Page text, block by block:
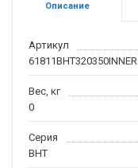
Описание
Артикул
61811BHT320350INNER
Вес, кг
0
Серия
BHT